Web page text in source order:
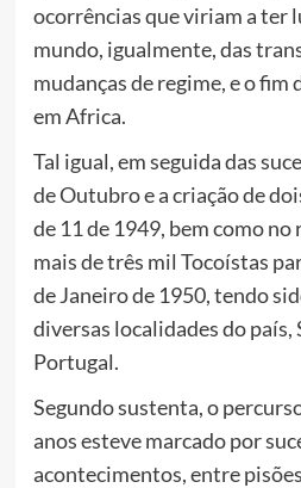
ocorrências que viriam a ter
mundo, igualmente, das
mudanças de regime, e o fim
em Africa.
Tal igual, em seguida das
de Outubro e a criação de
de 11 de 1949, bem como
mais de três mil Tocoístas
de Janeiro de 1950, tendo
diversas localidades do país,
Portugal.
Segundo sustenta, o
anos esteve marcado por
acontecimentos, entre